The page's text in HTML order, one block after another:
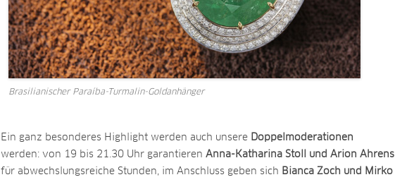
Brasilianischer Paraíba-Turmalin-Goldanhänger
Ein ganz besonderes Highlight werden auch unsere Doppelmoderationen
werden: von 19 bis 21.30 Uhr garantieren Anna-Katharina Stoll und Arion Ahrens
für abwechslungsreiche Stunden, im Anschluss geben sich Bianca Zoch und Mirko